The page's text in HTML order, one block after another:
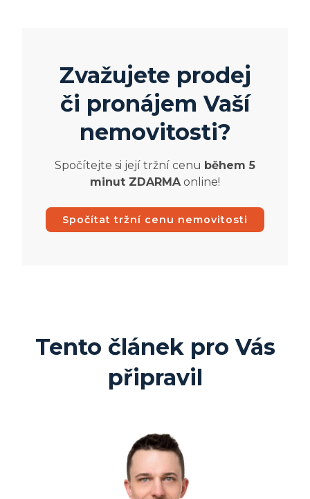
Zvažujete prodej
či pronájem Vaší
nemovitosti?
Spočítejte si její tržní cenu během 5
minut ZDARMAonline!
Spočítat tržní cenu nemovitosti
Tento článek pro Vás
připravil